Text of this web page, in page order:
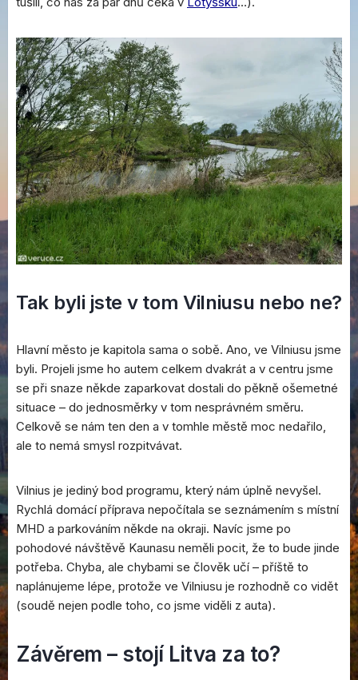
Tak byli jste v tom Vilniusu nebo ne?
Hlavní město je kapitola sama o sobě. Ano, ve Vilniusu jsme
byli. Projeli jsme ho autem celkem dvakrát a v centru jsme
se při snaze někde zaparkovat dostali do pěkně ošemetné
situace – do jednosměrky v tom nesprávném směru.
Celkově se nám ten den a v tomhle městě moc nedařilo,
ale to nemá smysl rozpitvávat.
Vilnius je jediný bod programu, který nám úplně nevyšel.
Rychlá domácí příprava nepočítala se seznámením s místní
MHD a parkováním někde na okraji. Navíc jsme po
pohodové návštěvě Kaunasu neměli pocit, že to bude jinde
potřeba. Chyba, ale chybami se člověk učí – příště to
naplánujeme lépe, protože ve Vilniusu je rozhodně co vidět
(soudě nejen podle toho, co jsme viděli z auta).
Závěrem – stojí Litva za to?